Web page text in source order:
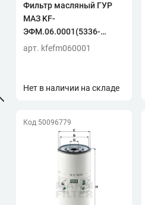
Фильтр масляный ГУР
МАЗ KF-
ЭФМ.06.0001(5336-
3410190,М5339MK)
арт. kfefm060001
Нет в наличии на складе
Код 50096779